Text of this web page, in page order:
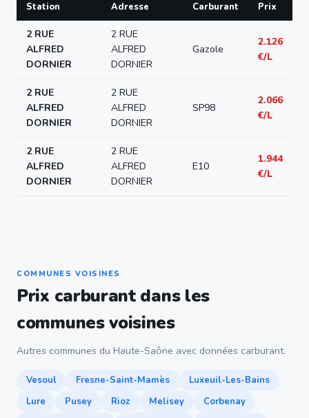
Station Adresse Carburant Prix
2 RUE
ALFRED
DORNIER
2 RUE
ALFRED
DORNIER
Gazole
2.126
€/L
2 RUE
ALFRED
DORNIER
2 RUE
ALFRED
DORNIER
SP98
2.066
€/L
2 RUE
ALFRED
DORNIER
2 RUE
ALFRED
DORNIER
E10
1.944
€/L
COMMUNES VOISINES
Prix carburant dans les
communes voisines
Autres communes du Haute-Saône avec données carburant.
Vesoul Fresne-Saint-Mamès
Luxeuil-Les-Bains
Lure
Pusey Rioz Melisey
Corbenay